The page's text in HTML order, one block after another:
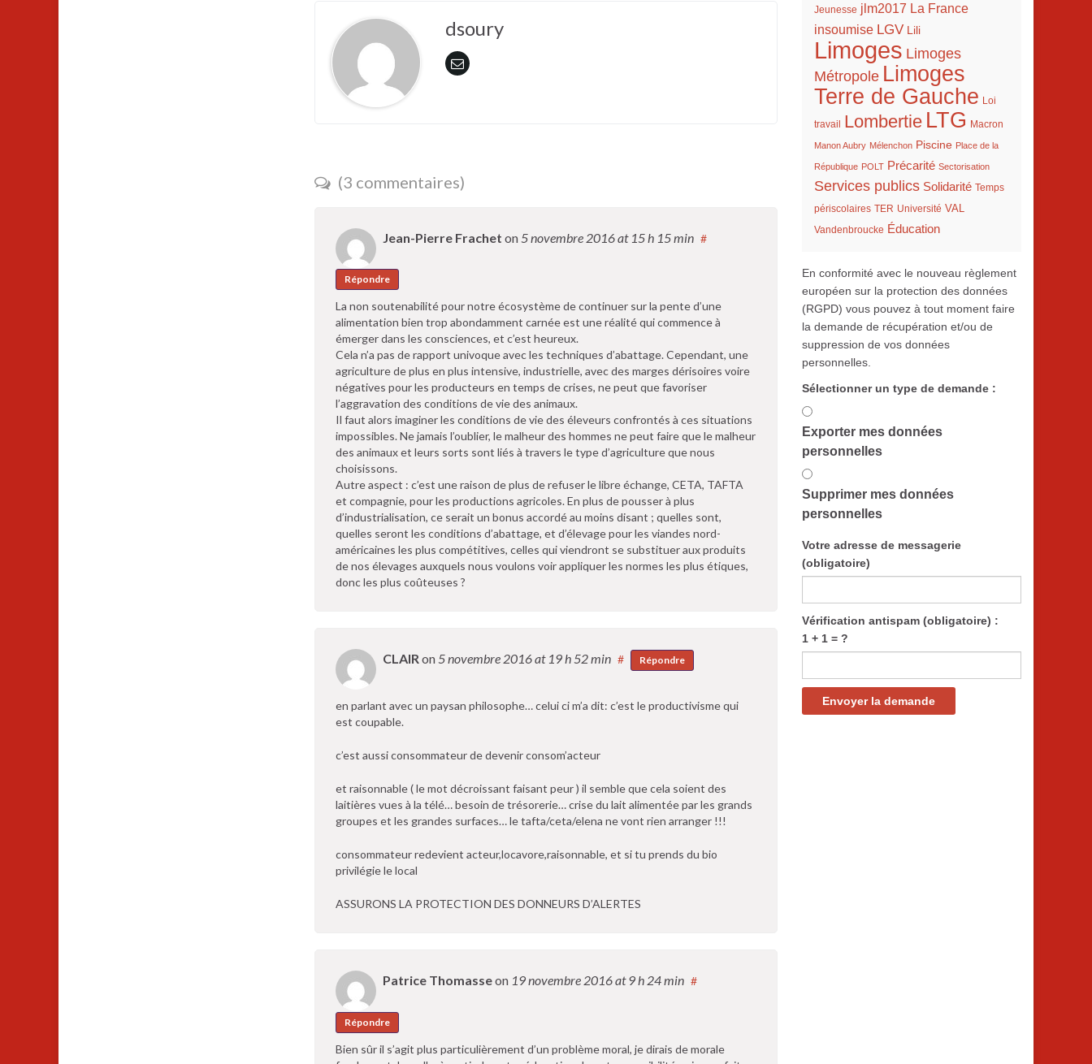
dsoury
(3 commentaires)
Jean-Pierre Frachet on 5 novembre 2016at 15 h 15 min #
Répondre
La non soutenabilité pour notre écosystème de continuer sur la pente d’une
alimentation bien trop abondamment carnée est une réalité qui commence à
émerger dans les consciences, et c’est heureux.
Cela n’a pas de rapport univoque avec les techniques d’abattage. Cependant, une
agriculture de plus en plus intensive, industrielle, avec des marges dérisoires voire
négatives pour les producteurs en temps de crises, ne peut que favoriser
l’aggravation des conditions de vie des animaux.
Il faut alors imaginer les conditions de vie des éleveurs confrontés à ces situations
impossibles. Ne jamais l’oublier, le malheur des hommes ne peut faire que le malheur
des animaux et leurs sorts sont liés à travers le type d’agriculture que nous
choisissons.
Autre aspect : c’est une raison de plus de refuser le libre échange, CETA, TAFTA
et compagnie, pour les productions agricoles. En plus de pousser à plus
d’industrialisation, ce serait un bonus accordé au moins disant ; quelles sont,
quelles seront les conditions d’abattage, et d’élevage pour les viandes nord-
américaines les plus compétitives, celles qui viendront se substituer aux produits
de nos élevages auxquels nous voulons voir appliquer les normes les plus étiques,
donc les plus coûteuses ?
CLAIR on5 novembre 2016at 19 h 52 min # Répondre
en parlant avec un paysan philosophe… celui ci m’a dit: c’est le productivisme qui
est coupable.
c’est aussi consommateur de devenir consom’acteur
et raisonnable ( le mot décroissant faisant peur ) il semble que cela soient des
laitières vues à la télé… besoin de trésorerie… crise du lait alimentée par les grands
groupes et les grandes surfaces… le tafta/ceta/elena ne vont rien arranger !!!
consommateur redevient acteur,locavore,raisonnable, et si tu prends du bio
privilégie le local
ASSURONS LA PROTECTION DES DONNEURS D’ALERTES
Patrice Thomasseon 19 novembre 2016at 9 h 24 min #
Répondre
Bien sûr il s’agit plus particulièrement d’un problème moral, je dirais de morale
Jeunesse jlm2017 La France
insoumise LGV Lili
Limoges Limoges
Métropole Limoges
Terre de Gauche
Loi
travail Lombertie LTG Macron
Manon Aubry Mélenchon Piscine Place de la
République POLT Précarité Sectorisation
Services publics Solidarité Temps
périscolaires TER Université VAL
Vandenbroucke Éducation
En conformité avec le nouveau règlement
européen sur la protection des données
(RGPD) vous pouvez à tout moment faire
la demande de récupération et/ou de
suppression de vos données
personnelles.
Sélectionner un type de demande :
Exporter mes données
personnelles
Supprimer mes données
personnelles
Votre adresse de messagerie
(obligatoire)
Vérification antispam (obligatoire) :
1 + 1 = ?